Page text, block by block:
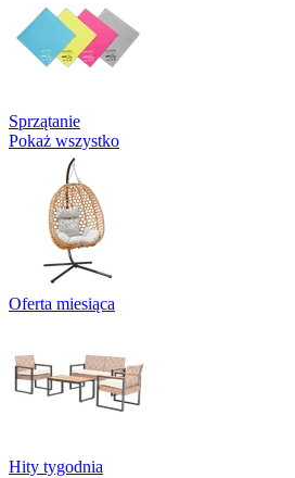
Sprzątanie
Pokaż wszystko
Oferta miesiąca
Hity tygodnia